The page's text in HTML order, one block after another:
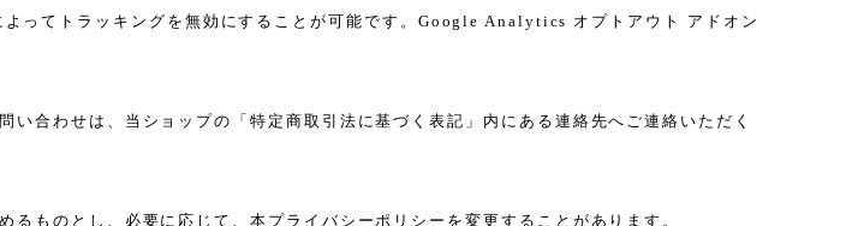
ってトラッキングを無効にすることが可能です。Google Analytics オプトアウト アドオン
合わせは、当ショップの「特定商取引法に基づく表記」内にある連絡先へご連絡いただく
ものとし、必要に応じて、本プライバシーポリシーを変更することがあります。